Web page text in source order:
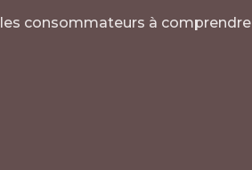
consommateurs à comprendre